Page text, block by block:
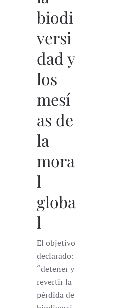
biodi
versi
dad y
los
mesí
as de
la
mora
l
globa
l
El objetivo
declarado:
“detener y
revertir la
pérdida de